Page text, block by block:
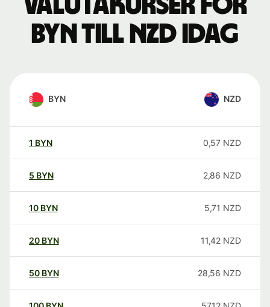
BYN till NZD idag
BYN NZD
1 BYN 0,57 NZD
5 BYN 2,86 NZD
10 BYN 5,71 NZD
20 BYN 11,42 NZD
50 BYN 28,56 NZD